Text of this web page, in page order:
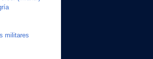
militares